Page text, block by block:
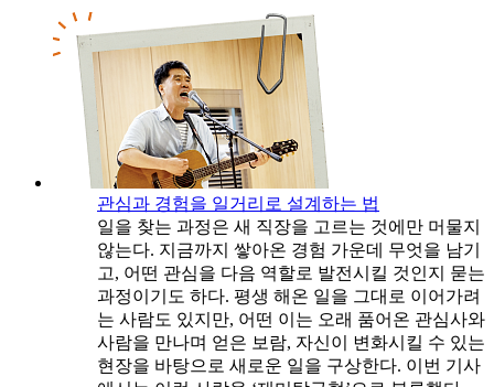
관심과 경험을 일거리로 설계하는 법
일을 찾는 과정은 새 직장을 고르는 것에만 머물지
않는다. 지금까지 쌓아온 경험 가운데 무엇을 남기
고, 어떤 관심을 다음 역할로 발전시킬 것인지 묻는
과정이기도 하다. 평생 해온 일을 그대로 이어가려
는 사람도 있지만, 어떤 이는 오래 품어온 관심사와
사람을 만나며 얻은 보람, 자신이 변화시킬 수 있는
현장을 바탕으로 새로운 일을 구상한다. 이번 기사